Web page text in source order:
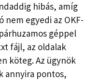
hibás, amíg
nem egyedi az OKF-
géppel
fájl, az oldalak
köteg. Az ügynök
annyira pontos,